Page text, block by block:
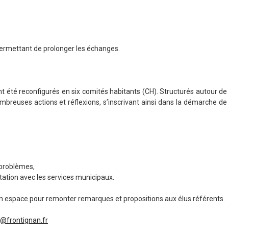
de prolonger les échanges.
été reconfigurés en six comités habitants (CH). Structurés autour de
actions et réflexions, s’inscrivant ainsi dans la démarche de
avec les services municipaux.
espace pour remonter remarques et propositions aux élus référents.